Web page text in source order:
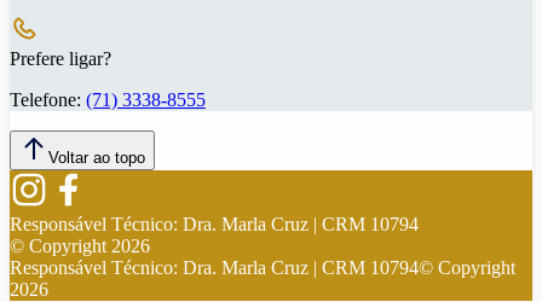
Prefere ligar?
Telefone: (71) 3338-8555
Voltar ao topo
Responsável Técnico: Dra. Marla Cruz | CRM 10794
© Copyright 2026
Responsável Técnico: Dra. Marla Cruz | CRM 10794© Copyright
2026